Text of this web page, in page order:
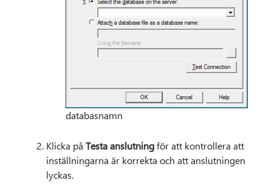
databasnamn
Klicka på Testa anslutningför att kontrollera att
inställningarna är korrekta och att anslutningen
lyckas.